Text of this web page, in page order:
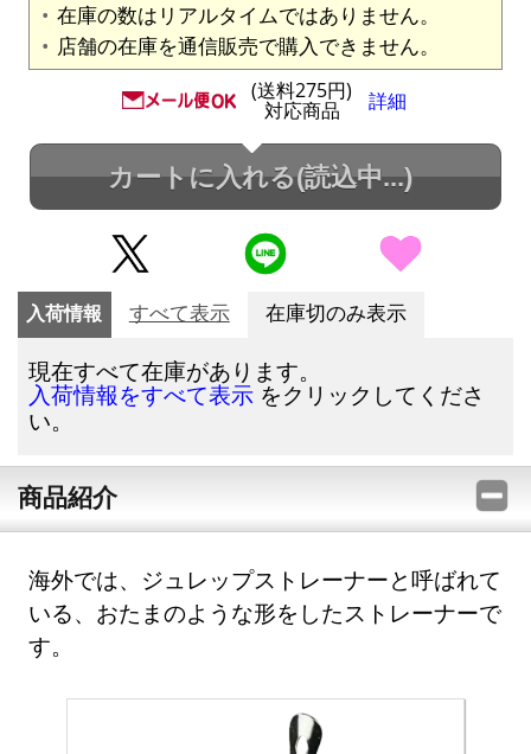
在庫の数はリアルタイムではありません。
店舗の在庫を通信販売で購入できません。
(送料275円)
対応商品 詳細
カートに入れる(読込中...)
入荷情報 すべて表示 在庫切のみ表示
現在すべて在庫があります。
入荷情報をすべて表示 をクリックしてくださ
い。
商品紹介
海外では、ジュレップストレーナーと呼ばれて
いる、おたまのような形をしたストレーナーで
す。